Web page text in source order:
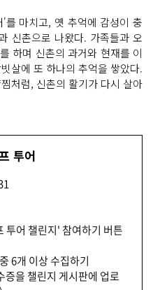
마치고, 옛 추억에 감성이 충
신촌으로 나왔다. 가족들과 오
하며 신촌의 과거와 현재를 이
살에 또 하나의 추억을 쌓았다.
처럼, 신촌의 활기가 다시 살아
투어
투어 챌린지' 참여하기 버튼
6개 이상 수집하기
증을 챌린지 게시판에 업로